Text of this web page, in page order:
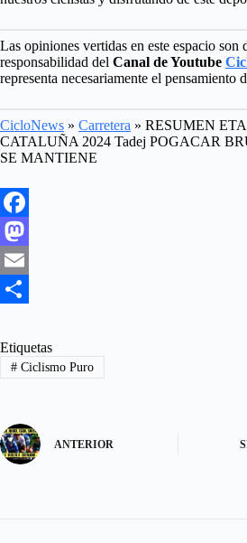
Las opiniones vertidas en este espacio son
responsabilidad del Canal de Youtube
representa necesariamente el pensamiento
CicloNews » Carretera » RESUMEN
CATALUÑA 2024 Tadej POGACAR
SE MANTIENE
F
a
c
b
o
k
M
a
t
o
o
n
E
a
i
h
a
e
Etiquetas
#Ciclismo Puro
ANTERIOR